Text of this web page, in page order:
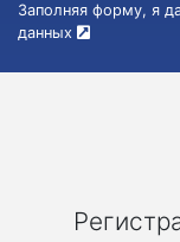
Заполняя форму, я
данных